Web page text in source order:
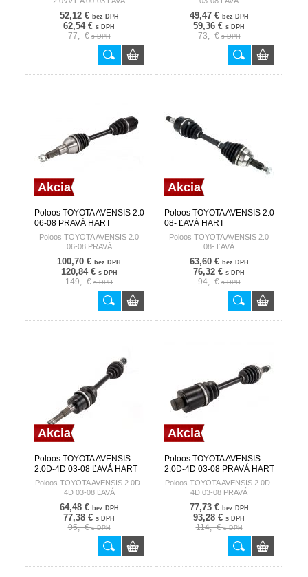
52,12 € bez DPH
62,54 € s DPH
77,- €s DPH
49,47 € bez DPH
59,36 € s DPH
73,- €s DPH
Akcia
Poloos TOYOTA AVENSIS 2.0
06-08 PRAVÁ HART
Poloos TOYOTA AVENSIS 2.0
06-08 PRAVÁ
100,70 € bez DPH
120,84 € s DPH
149,- €s DPH
Akcia
Poloos TOYOTA AVENSIS 2.0
08- ĽAVÁ HART
Poloos TOYOTA AVENSIS 2.0
08- ĽAVÁ
63,60 € bez DPH
76,32 € s DPH
94,- €s DPH
Akcia
Poloos TOYOTA AVENSIS
2.0D-4D 03-08 ĽAVÁ HART
Poloos TOYOTA AVENSIS 2.0D-
4D 03-08 ĽAVÁ
64,48 € bez DPH
77,38 € s DPH
95,- €s DPH
Akcia
Poloos TOYOTA AVENSIS
2.0D-4D 03-08 PRAVÁ HART
Poloos TOYOTA AVENSIS 2.0D-
4D 03-08 PRAVÁ
77,73 € bez DPH
93,28 € s DPH
114,- €s DPH